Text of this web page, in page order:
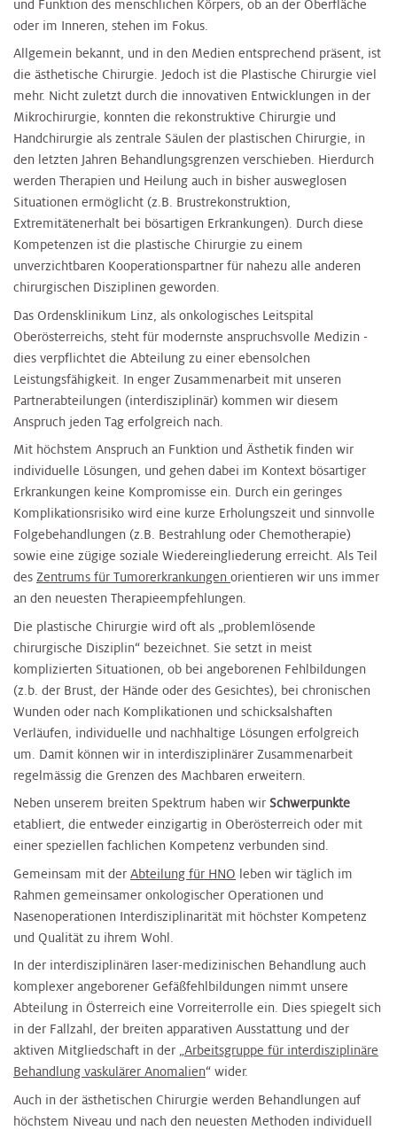
und Funktion des menschlichen Körpers, ob an der Oberfläche
oder im Inneren, stehen im Fokus.
Allgemein bekannt, und in den Medien entsprechend präsent, ist
die ästhetische Chirurgie. Jedoch ist die Plastische Chirurgie viel
mehr. Nicht zuletzt durch die innovativen Entwicklungen in der
Mikrochirurgie, konnten die rekonstruktive Chirurgie und
Handchirurgie als zentrale Säulen der plastischen Chirurgie, in
den letzten Jahren Behandlungsgrenzen verschieben. Hierdurch
werden Therapien und Heilung auch in bisher ausweglosen
Situationen ermöglicht (z.B. Brustrekonstruktion,
Extremitätenerhalt bei bösartigen Erkrankungen). Durch diese
Kompetenzen ist die plastische Chirurgie zu einem
unverzichtbaren Kooperationspartner für nahezu alle anderen
chirurgischen Disziplinen geworden.
Das Ordensklinikum Linz, als onkologisches Leitspital
Oberösterreichs, steht für modernste anspruchsvolle Medizin -
dies verpflichtet die Abteilung zu einer ebensolchen
Leistungsfähigkeit. In enger Zusammenarbeit mit unseren
Partnerabteilungen (interdisziplinär) kommen wir diesem
Anspruch jeden Tag erfolgreich nach.
Mit höchstem Anspruch an Funktion und Ästhetik finden wir
individuelle Lösungen, und gehen dabei im Kontext bösartiger
Erkrankungen keine Kompromisse ein. Durch ein geringes
Komplikationsrisiko wird eine kurze Erholungszeit und sinnvolle
Folgebehandlungen (z.B. Bestrahlung oder Chemotherapie)
sowie eine zügige soziale Wiedereingliederung erreicht. Als Teil
des Zentrums für Tumorerkrankungen orientieren wir uns immer
an den neuesten Therapieempfehlungen.
Die plastische Chirurgie wird oft als „problemlösende
chirurgische Disziplin“ bezeichnet. Sie setzt in meist
komplizierten Situationen, ob bei angeborenen Fehlbildungen
(z.b. der Brust, der Hände oder des Gesichtes), bei chronischen
Wunden oder nach Komplikationen und schicksalshaften
Verläufen, individuelle und nachhaltige Lösungen erfolgreich
um. Damit können wir in interdisziplinärer Zusammenarbeit
regelmässig die Grenzen des Machbaren erweitern.
Neben unserem breiten Spektrum haben wir Schwerpunkte
etabliert, die entweder einzigartig in Oberösterreich oder mit
einer speziellen fachlichen Kompetenz verbunden sind.
Gemeinsam mit der Abteilung für HNO leben wir täglich im
Rahmen gemeinsamer onkologischer Operationen und
Nasenoperationen Interdisziplinarität mit höchster Kompetenz
und Qualität zu ihrem Wohl.
In der interdisziplinären laser-medizinischen Behandlung auch
komplexer angeborener Gefäßfehlbildungen nimmt unsere
Abteilung in Österreich eine Vorreiterrolle ein. Dies spiegelt sich
in der Fallzahl, der breiten apparativen Ausstattung und der
aktiven Mitgliedschaft in der „Arbeitsgruppe für interdisziplinäre
Behandlung vaskulärer Anomalien“ wider.
Auch in der ästhetischen Chirurgie werden Behandlungen auf
höchstem Niveau und nach den neuesten Methoden individuell